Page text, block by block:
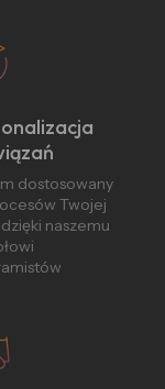
dostosowany
Twojej
naszemu